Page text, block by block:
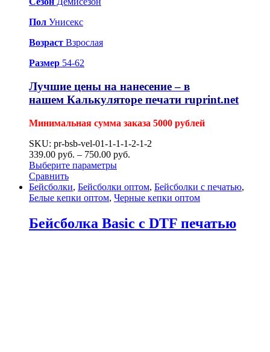
Пол Унисекс
Возраст Взрослая
Размер 54-62
Лучшие цены на нанесение – в
нашем Калькуляторе печати ruprint.net
Минимальная сумма заказа 5000 рублей
SKU: pr-bsb-vel-01-1-1-1-2-1-2
339.00 руб. – 750.00 руб.
Выберите параметры
Сравнить
Бейсболки, Бейсболки оптом, Бейсболки с печатью,
Белые кепки оптом, Черные кепки оптом
Бейсболка Basic с DTF печатью